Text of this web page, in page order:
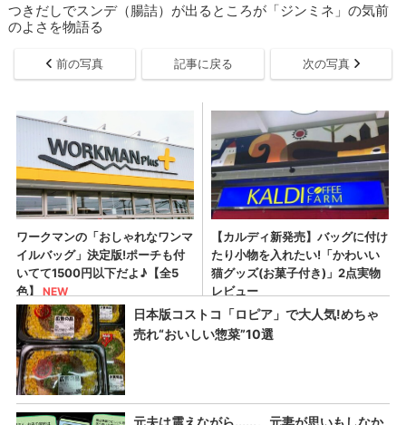
つきだしでスンデ（腸詰）が出るところが「ジンミネ」の気前
のよさを物語る
前の写真 記事に戻る 次の写真